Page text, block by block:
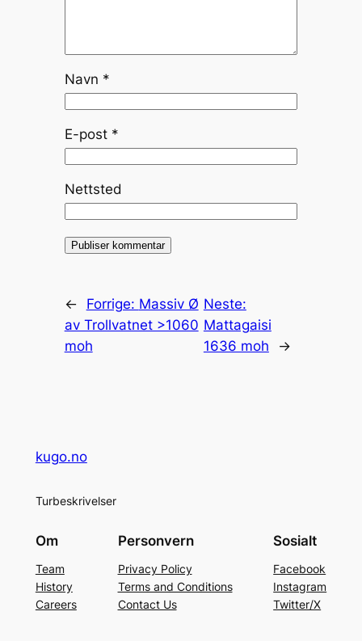
Navn *
E-post *
Nettsted
← Forrige: Massiv Ø
av Trollvatnet >1060
moh
Neste:
Mattagaisi
1636 moh
→
kugo.no
Turbeskrivelser
Om
Team
History
Careers
Personvern
Privacy Policy
Terms and Conditions
Contact Us
Sosialt
Facebook
Instagram
Twitter/X